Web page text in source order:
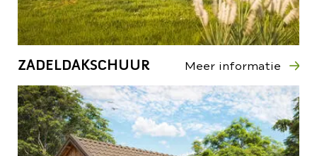
ZADELDAKSCHUUR Meer informatie